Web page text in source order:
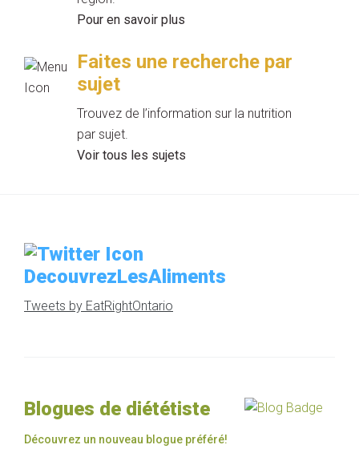
Pour en savoir plus
Faites une recherche par
sujet
Trouvez de l’information sur la nutrition
par sujet.
Voir tous les sujets
DecouvrezLesAliments
Tweets by EatRightOntario
Blogues de diététiste
Découvrez un nouveau blogue préféré!